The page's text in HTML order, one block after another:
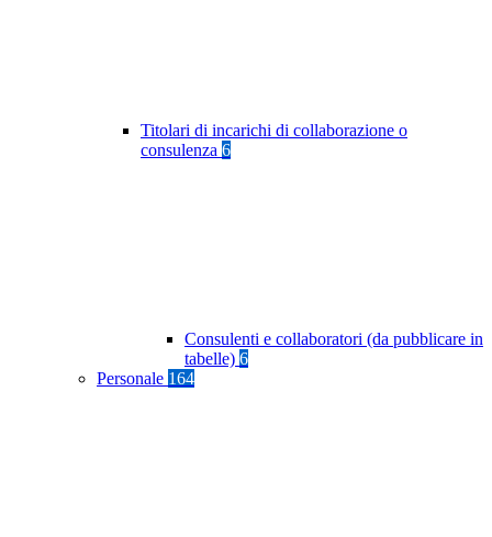
Titolari di incarichi di collaborazione o
consulenza 6
Consulenti e collaboratori (da pubblicare in
tabelle) 6
Personale 164